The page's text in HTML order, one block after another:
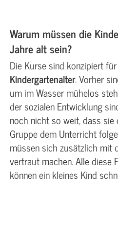
Warum müssen die
Jahre alt sein?
Die Kurse sind konzipiert für
Kindergartenalter. Vorher
um im Wasser mühelos
der sozialen Entwicklung
noch nicht so weit, dass sie
Gruppe dem Unterricht
müssen sich zusätzlich mit
vertraut machen. Alle diese
können ein kleines Kind